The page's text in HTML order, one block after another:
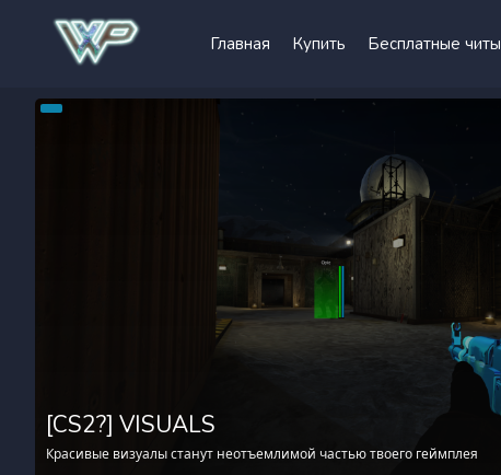
Главная Купить Бесплатные читы
[CS2?] VISUALS
Красивые визуалы станут неотъемлимой частью твоего геймплея